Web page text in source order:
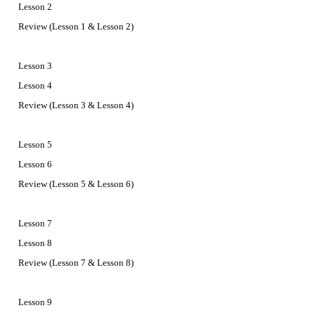
Lesson 2
Review (Lesson 1 & Lesson 2)
Lesson 3
Lesson 4
Review (Lesson 3 & Lesson 4)
Lesson 5
Lesson 6
Review (Lesson 5 & Lesson 6)
Lesson 7
Lesson 8
Review (Lesson 7 & Lesson 8)
Lesson 9